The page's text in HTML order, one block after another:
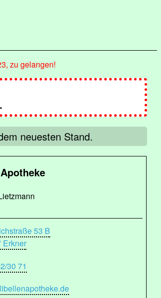
zu gelangen!
.
neuesten Stand.
53 B
Erkner
30 71